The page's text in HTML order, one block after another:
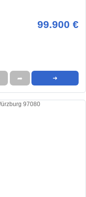
99.900 €
➦ ➜